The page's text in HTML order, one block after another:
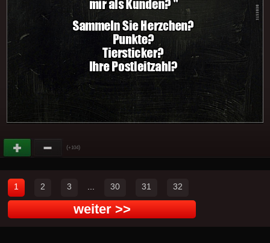
(+104)
1 2 3 ... 30 31 32
weiter >>